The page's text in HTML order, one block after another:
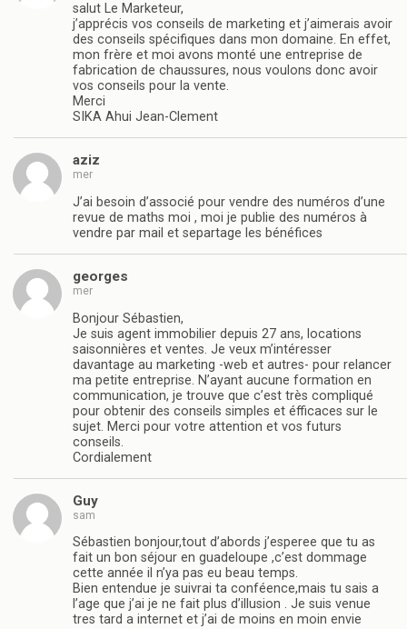
salut Le Marketeur,
j’apprécis vos conseils de marketing et j’aimerais avoir
des conseils spécifiques dans mon domaine. En effet,
mon frère et moi avons monté une entreprise de
fabrication de chaussures, nous voulons donc avoir
vos conseils pour la vente.
Merci
SIKA Ahui Jean-Clement
aziz
mer
J’ai besoin d’associé pour vendre des numéros d’une
revue de maths moi , moi je publie des numéros à
vendre par mail et separtage les bénéfices
georges
mer
Bonjour Sébastien,
Je suis agent immobilier depuis 27 ans, locations
saisonnières et ventes. Je veux m’intéresser
davantage au marketing -web et autres- pour relancer
ma petite entreprise. N’ayant aucune formation en
communication, je trouve que c’est très compliqué
pour obtenir des conseils simples et éfficaces sur le
sujet. Merci pour votre attention et vos futurs
conseils.
Cordialement
Guy
sam
Sébastien bonjour,tout d’abords j’esperee que tu as
fait un bon séjour en guadeloupe ,c’est dommage
cette année il n’ya pas eu beau temps.
Bien entendue je suivrai ta conféence,mais tu sais a
l’age que j’ai je ne fait plus d’illusion . Je suis venue
tres tard a internet et j’ai de moins en moin envie